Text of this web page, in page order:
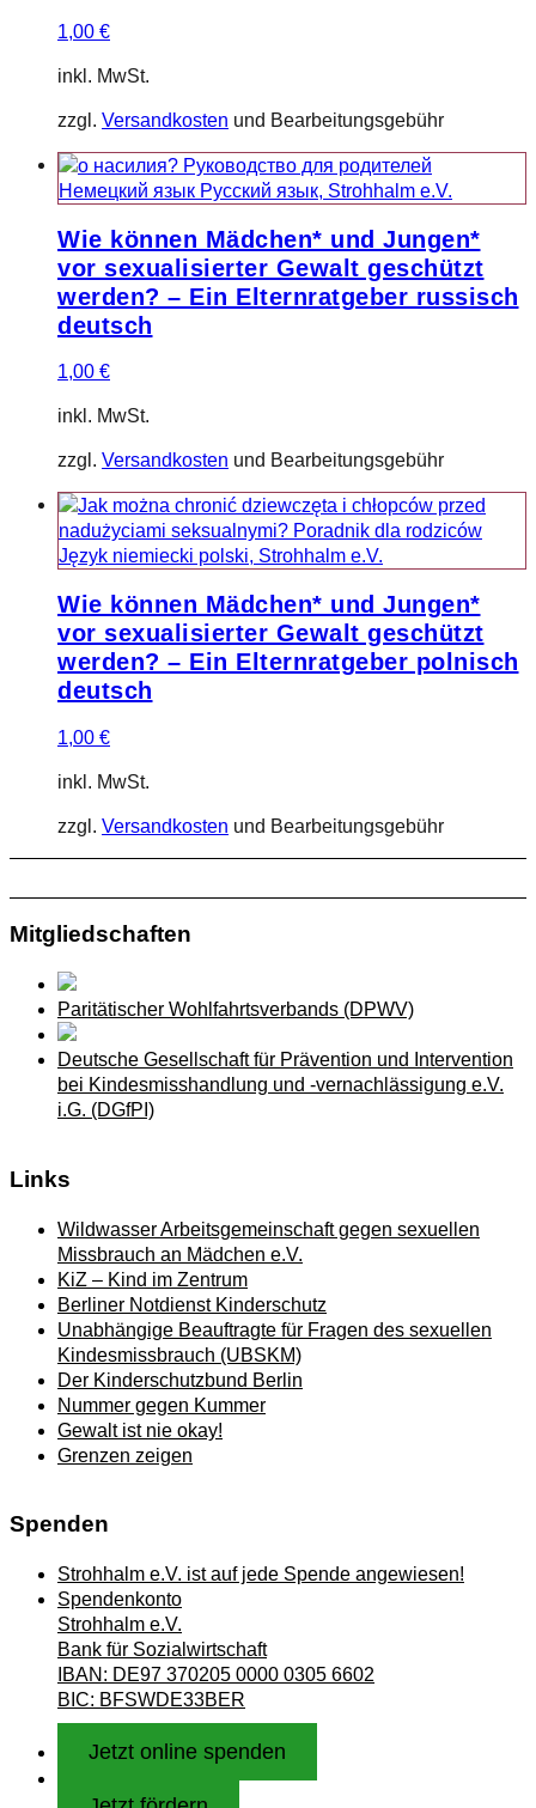
1,00 €
inkl. MwSt.
zzgl. Versandkosten und Bearbeitungsgebühr
Wie können Mädchen* und Jungen*
vor sexualisierter Gewalt geschützt
werden? – Ein Elternratgeber russisch
deutsch
1,00 €
inkl. MwSt.
zzgl. Versandkosten und Bearbeitungsgebühr
Wie können Mädchen* und Jungen*
vor sexualisierter Gewalt geschützt
werden? – Ein Elternratgeber polnisch
deutsch
1,00 €
inkl. MwSt.
zzgl. Versandkosten und Bearbeitungsgebühr
Mitgliedschaften
Paritätischer Wohlfahrtsverbands (DPWV)
Deutsche Gesellschaft für Prävention und Intervention
bei Kindesmisshandlung und -vernachlässigung e.V.
i.G. (DGfPI)
Links
Wildwasser Arbeitsgemeinschaft gegen sexuellen
Missbrauch an Mädchen e.V.
KiZ – Kind im Zentrum
Berliner Notdienst Kinderschutz
Unabhängige Beauftragte für Fragen des sexuellen
Kindesmissbrauch (UBSKM)
Der Kinderschutzbund Berlin
Nummer gegen Kummer
Gewalt ist nie okay!
Grenzen zeigen
Spenden
Strohhalm e.V. ist auf jede Spende angewiesen!
Spendenkonto
Strohhalm e.V.
Bank für Sozialwirtschaft
IBAN: DE97 370205 0000 0305 6602
BIC: BFSWDE33BER
Jetzt online spenden